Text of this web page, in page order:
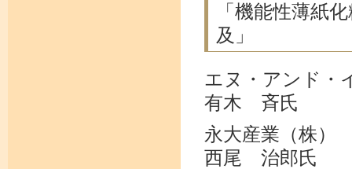
「機能性薄紙
及」
エヌ・アンド・
有木 斉氏
永大産業（株）
西尾 治郎氏